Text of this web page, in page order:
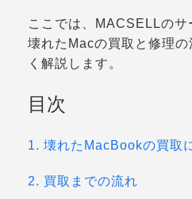
ここでは、MACSELLのサ
壊れたMacの買取と修理の
く解説します。
目次
1. 壊れたMacBookの買取
2. 買取までの流れ